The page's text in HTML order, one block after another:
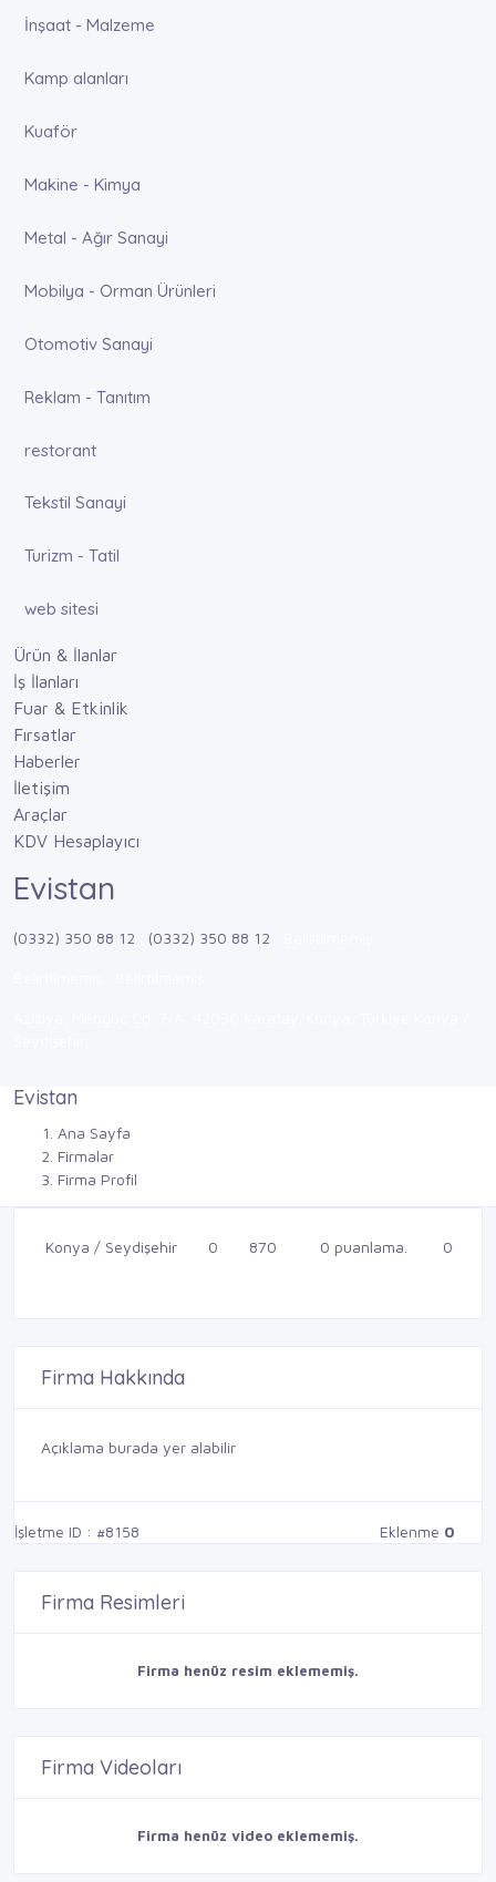
İnşaat - Malzeme
Kamp alanları
Kuaför
Makine - Kimya
Metal - Ağır Sanayi
Mobilya - Orman Ürünleri
Otomotiv Sanayi
Reklam - Tanıtım
restorant
Tekstil Sanayi
Turizm - Tatil
web sitesi
Ürün & İlanlar
İş İlanları
Fuar & Etkinlik
Fırsatlar
Haberler
İletişim
Araçlar
KDV Hesaplayıcı
Evistan
(0332) 350 88 12 (0332) 350 88 12
Evistan
Ana Sayfa
Firmalar
Firma Profil
Konya / Seydişehir 0 870 0 puanlama. 0
Firma Hakkında
Açıklama burada yer alabilir
İşletme ID : #8158 Eklenme 0
Firma Resimleri
Firma henüz resim eklememiş.
Firma Videoları
Firma henüz video eklememiş.